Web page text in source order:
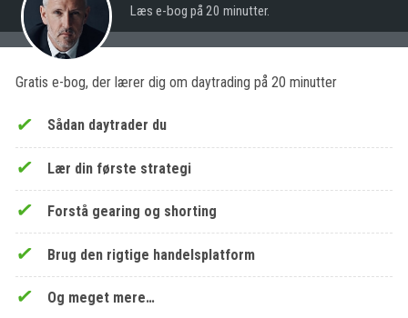
Læs e-bog på 20 minutter.
Gratis e-bog, der lærer dig om daytrading på 20 minutter
Sådan daytrader du
Lær din første strategi
Forstå gearing og shorting
Brug den rigtige handelsplatform
Og meget mere…